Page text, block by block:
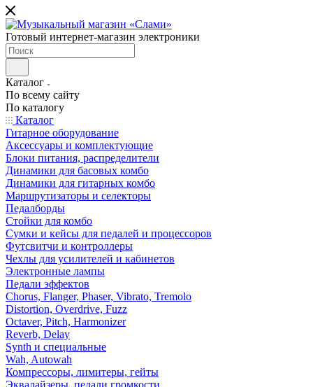
Готовый интернет-магазин электроники
Каталог
По всему сайту
По каталогу
Каталог
Гитарное оборудование
Аксессуары и комплектующие
Блоки питания, распределители
Динамики для басовых комбо
Динамики для гитарных комбо
Маршрутизаторы и селекторы
Педалборды
Стойки для комбо
Сумки и кейсы для педалей и процессоров
Футсвитчи и контроллеры
Чехлы для усилителей и кабинетов
Электронные лампы
Педали эффектов
Chorus, Flanger, Phaser, Vibrato, Tremolo
Distortion, Overdrive, Fuzz
Octaver, Pitch, Harmonizer
Reverb, Delay
Synth и специальные
Wah, Autowah
Компрессоры, лимитеры, гейты
Эквалайзеры, педали громкости